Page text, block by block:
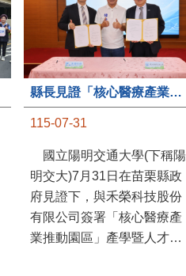
縣長見證「核心醫療產業推動園區」產學合作簽約儀式
115-07-31
國立陽明交通大學(下稱陽
明交大)7月31日在苗栗縣政
府見證下，與禾榮科技股份
有限公司簽署「核心醫療產
業推動園區」產學暨人才培